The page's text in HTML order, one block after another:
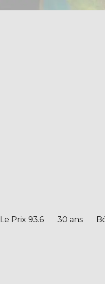
Le Prix 93.6 30 ans